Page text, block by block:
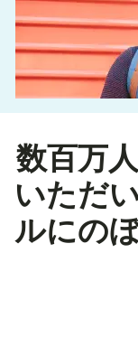
数百万
いただ
ルにの